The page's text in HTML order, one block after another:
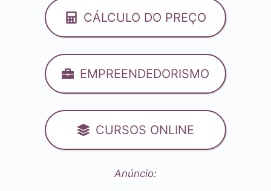
CÁLCULO DO PREÇO
EMPREENDEDORISMO
CURSOS ONLINE
Anúncio: